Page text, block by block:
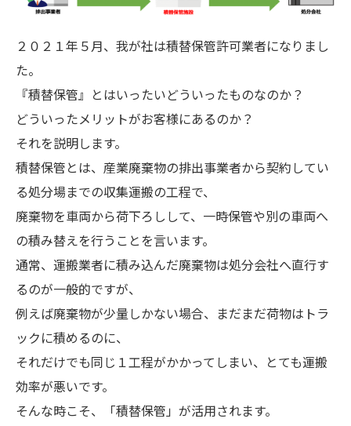
２０２１年５月、我が社は積替保管許可業者になりまし
た。
『積替保管』とはいったいどういったものなのか？
どういったメリットがお客様にあるのか？
それを説明します。
積替保管とは、産業廃棄物の排出事業者から契約してい
る処分場までの収集運搬の工程で、
廃棄物を車両から荷下ろしして、一時保管や別の車両へ
の積み替えを行うことを言います。
通常、運搬業者に積み込んだ廃棄物は処分会社へ直行す
るのが一般的ですが、
例えば廃棄物が少量しかない場合、まだまだ荷物はトラ
ックに積めるのに、
それだけでも同じ１工程がかかってしまい、とても運搬
効率が悪いです。
そんな時こそ、「積替保管」が活用されます。